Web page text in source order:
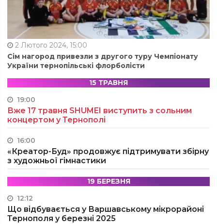
2 Лютого 2024, 15:00
Сім нагород привезли з другого туру Чемпіонату
України тернопільські флорболісти
15 ТРАВНЯ
19:00
Вже 17 травня SHUMEI виступить з сольним
концертом у Тернополі
16:00
«Креатор-Буд» продовжує підтримувати збірну
з художньої гімнастики
19 БЕРЕЗНЯ
12:12
Що відбувається у Варшавському мікрорайоні
Тернополя у березні 2025